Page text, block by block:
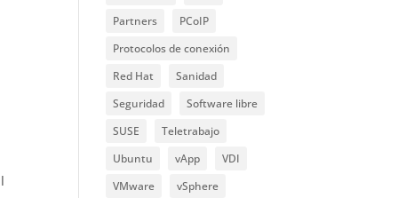
Partners
PCoIP
Protocolos de conexión
Red Hat
Sanidad
Seguridad
Software libre
SUSE
Teletrabajo
Ubuntu
vApp
VDI
VMware
vSphere